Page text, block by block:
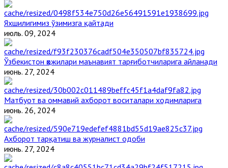
Яхшилигимиз ўзимизга қайтади
июль. 09, 2024
Ўзбекистон ҳожилари маънавият тарғиботчиларига айланади
июнь. 27, 2024
Матбуот ва оммавий ахборот воситалари ходимларига
июнь. 26, 2024
Ахборот тарқатиш ва журналист одоби
июнь. 27, 2024